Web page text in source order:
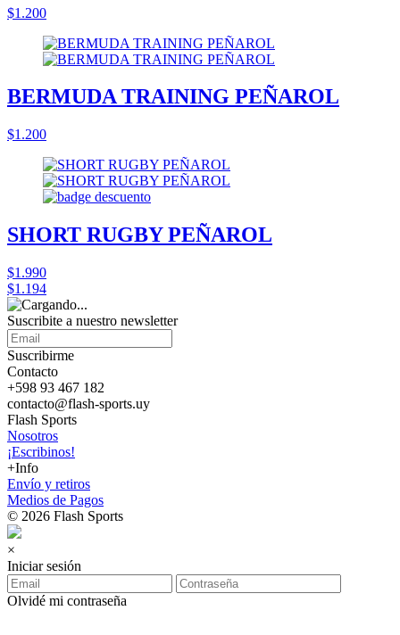
$1.200
BERMUDA TRAINING PEÑAROL
$1.200
SHORT RUGBY PEÑAROL
$1.990
$1.194
Suscribite a nuestro newsletter
Suscribirme
Contacto
+598 93 467 182
contacto@flash-sports.uy
Flash Sports
Nosotros
¡Escribinos!
+Info
Envío y retiros
Medios de Pagos
© 2026 Flash Sports
×
Iniciar sesión
Olvidé mi contraseña